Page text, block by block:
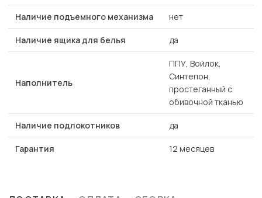
Наличие подъемного механизма нет
Наличие ящика для белья да
Наполнитель
ППУ, Войлок,
Синтепон,
простеганный с
обивочной тканью
Наличие подлокотников да
Гарантия 12 месяцев